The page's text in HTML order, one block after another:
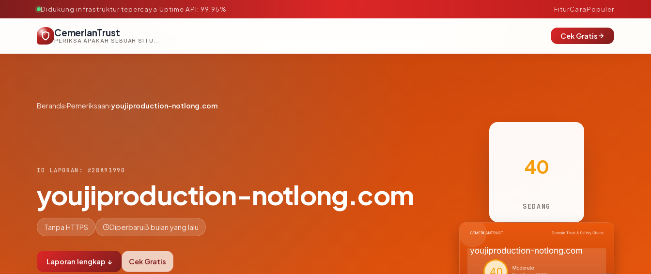
Didukung infrastruktur tepercaya·Uptime API: 99.95% FiturCaraPopuler
CemerlanTrust
PERIKSA APAKAH SEBUAH SITUS AMAN, TEPERCAYA, DAN TERVERIFIKASI DALAM HITUNGAN DETIK.
Cek Gratis
Beranda›Pemeriksaan›youjiproduction-notlong.com
ID LAPORAN: #28A91990
youjiproduction-notlong.com
Tanpa HTTPS Diperbarui3 bulan yang lalu
Laporan lengkap ↓ Cek Gratis
40
SEDANG